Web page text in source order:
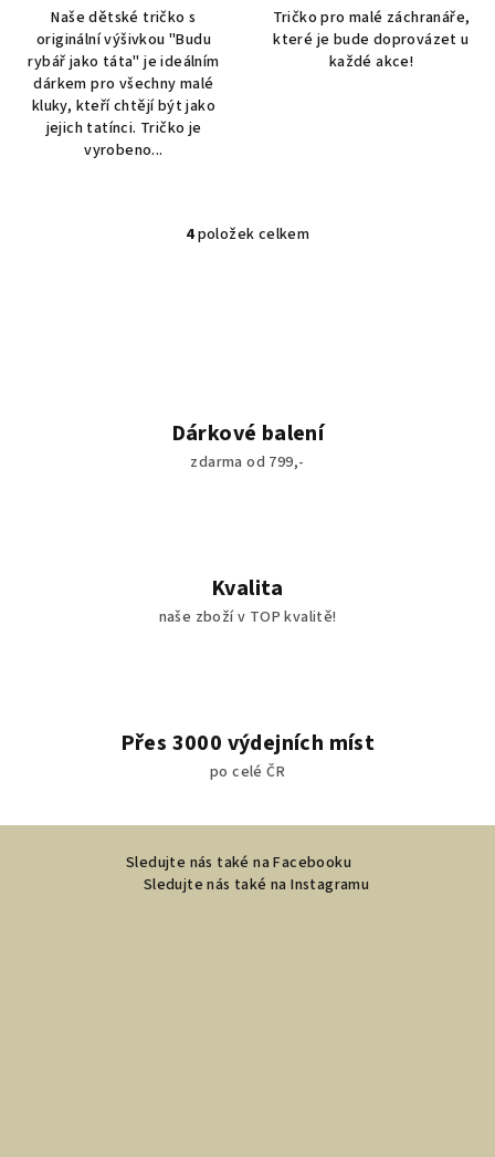
Naše dětské tričko s
originální výšivkou "Budu
rybář jako táta" je ideálním
dárkem pro všechny malé
kluky, kteří chtějí být jako
jejich tatínci. Tričko je
vyrobeno...
Tričko pro malé záchranáře,
které je bude doprovázet u
každé akce!
O
í
p
r
v
ý
p
4položek celkem
Dárkové balení
zdarma od 799,-
Kvalita
naše zboží v TOP kvalitě!
Přes 3000 výdejních míst
po celé ČR
Sledujte nás také na Facebooku
Sledujte nás také na Instagramu